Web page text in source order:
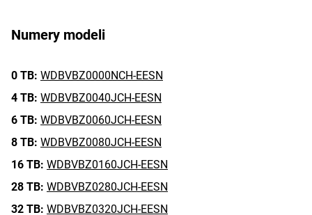
Numery modeli
0 TB: WDBVBZ0000NCH-EESN
4 TB: WDBVBZ0040JCH-EESN
6 TB: WDBVBZ0060JCH-EESN
8 TB: WDBVBZ0080JCH-EESN
16 TB: WDBVBZ0160JCH-EESN
28 TB: WDBVBZ0280JCH-EESN
32 TB: WDBVBZ0320JCH-EESN